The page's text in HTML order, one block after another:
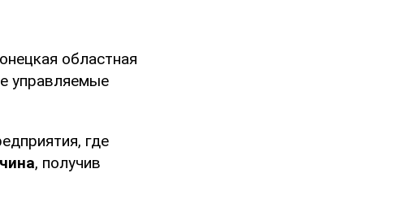
областная
управляемые
где
, получив